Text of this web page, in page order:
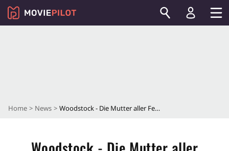
Home News Woodstock - Die Mutter aller Festivals